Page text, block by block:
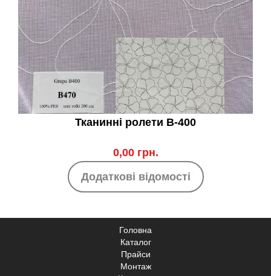
Тканинні ролети B-400
0,00 грн.
Додаткові відомості
Головна
Каталог
Прайси
Монтаж